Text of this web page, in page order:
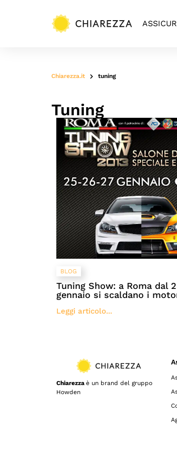
Chiarezza.it tuning
Tuning
BLOG
Tuning Show: a Roma dal
gennaio si scaldano i
Leggi articolo...
Chiarezza è un brand del gruppo
Howden